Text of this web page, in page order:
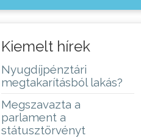
Kiemelt hírek
Nyugdíjpénztári
megtakarításból lakás?
Megszavazta a
parlament a
státusztörvényt